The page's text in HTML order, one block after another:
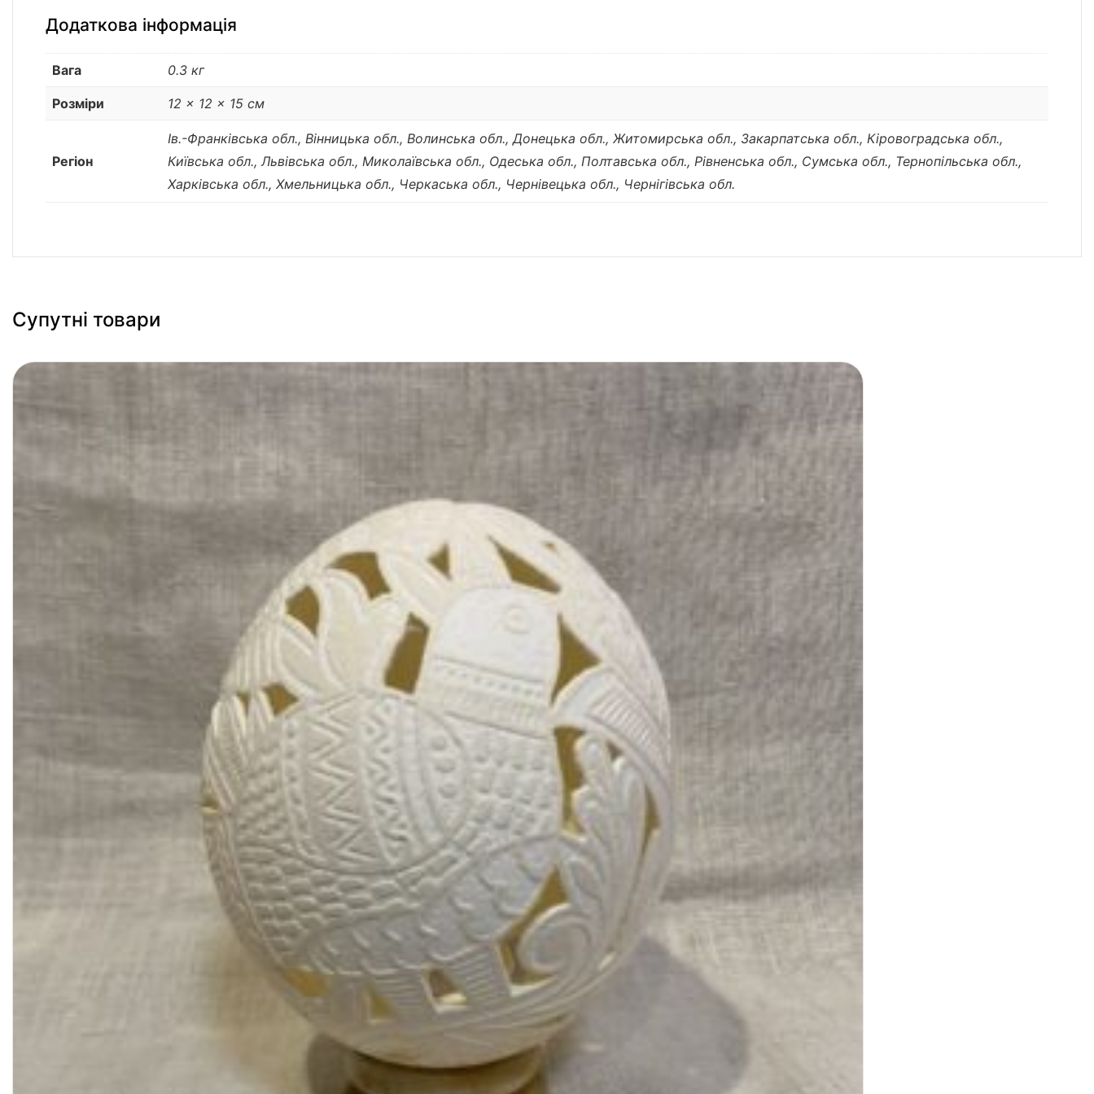
Додаткова інформація
Вага 0.3 кг
Розміри 12 × 12 × 15 см
Регіон
Ів.-Франківська обл., Вінницька обл., Волинська обл., Донецька обл., Житомирська обл., Закарпатська обл., Кіровоградська обл.,
Київська обл., Львівська обл., Миколаївська обл., Одеська обл., Полтавська обл., Рівненська обл., Сумська обл., Тернопільська обл.,
Харківська обл., Хмельницька обл., Черкаська обл., Чернівецька обл., Чернігівська обл.
Супутні товари